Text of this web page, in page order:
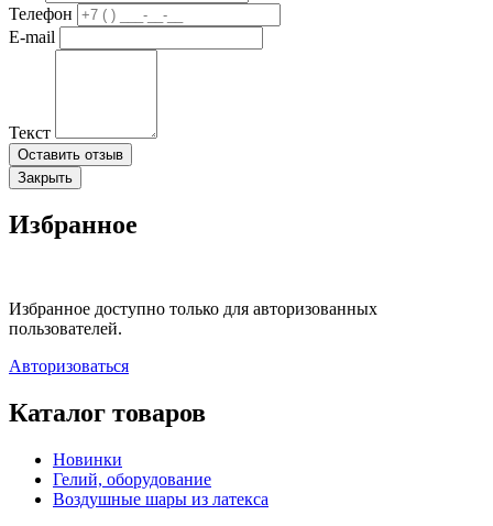
Телефон
E-mail
Текст
Оставить отзыв
Закрыть
Избранное
Избранное доступно только для авторизованных
пользователей.
Авторизоваться
Каталог товаров
Новинки
Гелий, оборудование
Воздушные шары из латекса